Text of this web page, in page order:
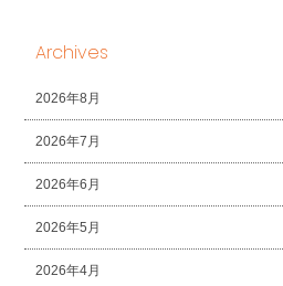
Archives
2026年8月
2026年7月
2026年6月
2026年5月
2026年4月